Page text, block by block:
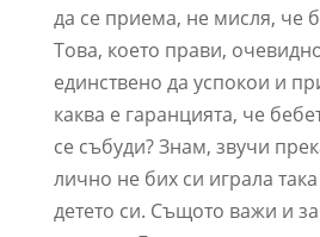
да се приема, не мисля, че
Това, което прави,
единствено да успокои и
каква е гаранцията, че
се събуди? Знам, звучи
лично не бих си играла
детето си. Същото важи и